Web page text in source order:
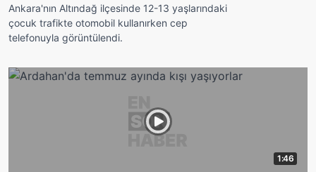
Ankara'nın Altındağ ilçesinde 12-13 yaşlarındaki
çocuk trafikte otomobil kullanırken cep
telefonuyla görüntülendi.
1:46